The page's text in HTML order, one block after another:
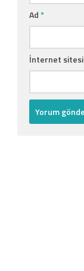
Ad*
İnternet sitesi